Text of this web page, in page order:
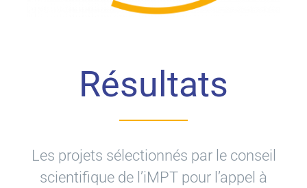
Résultats
Les projets sélectionnés par le conseil
scientifique de l’iMPT pour l’appel à